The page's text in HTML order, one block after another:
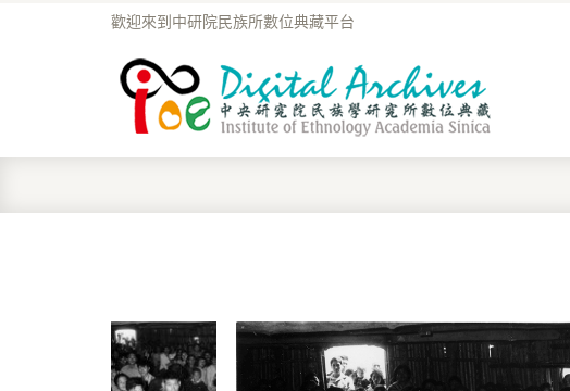
歡迎來到中研院民族所數位典藏平台